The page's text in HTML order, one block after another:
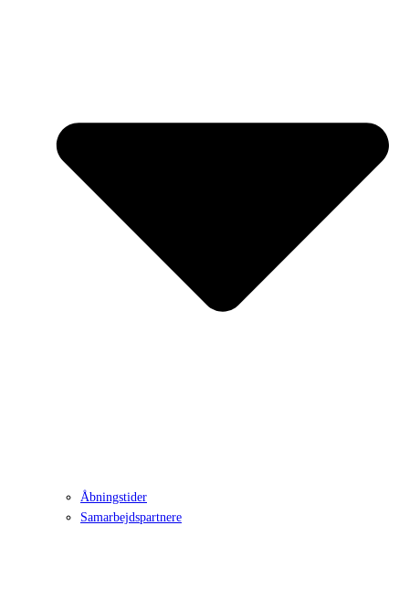
Åbningstider
Samarbejdspartnere